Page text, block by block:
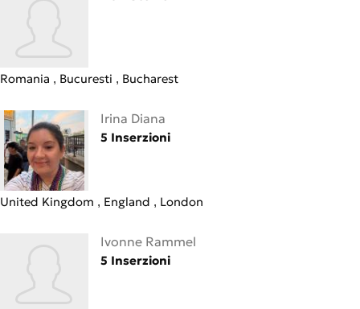
Romania Bucuresti Bucharest
Irina Diana
5 Inserzioni
United Kingdom England London
Ivonne Rammel
5 Inserzioni